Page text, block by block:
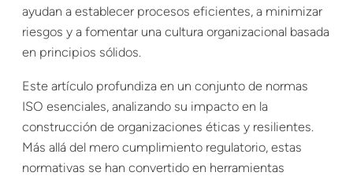
ayudan a establecer procesos eficientes, a minimizar
riesgos y a fomentar una cultura organizacional basada
en principios sólidos.
Este artículo profundiza en un conjunto de normas
ISO esenciales, analizando su impacto en la
construcción de organizaciones éticas y resilientes.
Más allá del mero cumplimiento regulatorio, estas
normativas se han convertido en herramientas